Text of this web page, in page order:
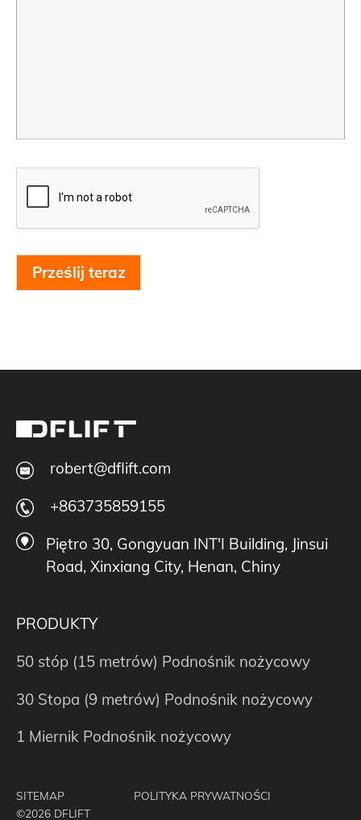
Prześlij teraz
robert@dflift.com
+863735859155
Piętro 30, Gongyuan INT'I Building, Jinsui
Road, Xinxiang City, Henan, Chiny
PRODUKTY
50 stóp (15 metrów) Podnośnik nożycowy
30 Stopa (9 metrów) Podnośnik nożycowy
1 Miernik Podnośnik nożycowy
SITEMAP
POLITYKA PRYWATNOŚCI
©2026 DFLIFT